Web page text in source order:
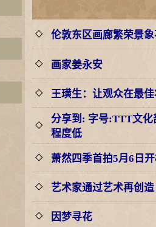
◇ 伦敦东区画廊繁荣景
◇ 画家姜永安
◇ 王璜生：让观众在最
◇
分享到: 字号:TTT文化
程度低
◇ 萧然四季首拍5月6日
◇ 艺术家通过艺术再创
◇ 因梦寻花